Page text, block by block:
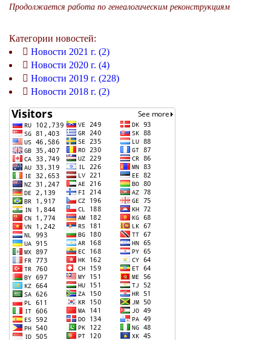
Продолжается работа по генеалогическим реконструкциям
Категории новостей:
Новости 2021 г. (2)
Новости 2020 г. (4)
Новости 2019 г. (228)
Новости 2018 г. (2)